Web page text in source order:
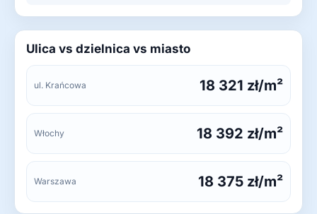
Ulica vs dzielnica vs miasto
ul. Krańcowa 18 321 zł/m²
Włochy 18 392 zł/m²
Warszawa 18 375 zł/m²